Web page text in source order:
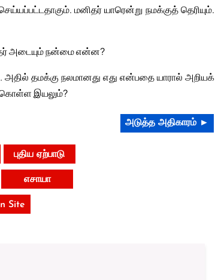
மனிதர் யாரென்று நமக்குத் தெரியும்.
அடையும் நன்மை என்ன?
அதில் தமக்கு நலமானது எது என்பதை யாரால் அறியக்
கொள்ள இயலும்?
அடுத்த அதிகாரம் ►
புதிய ஏற்பாடு
எசாயா
Site